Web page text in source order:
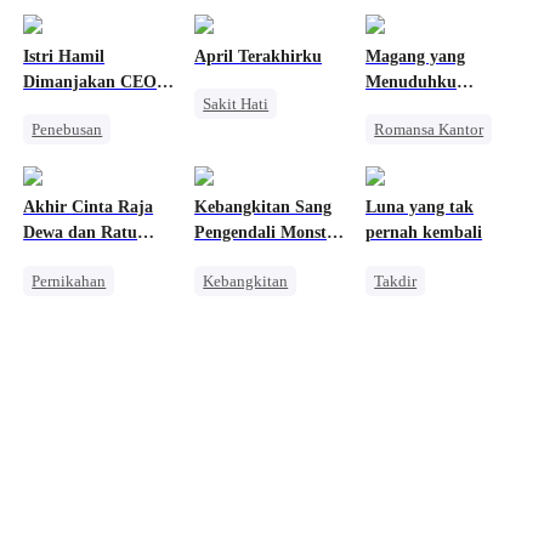
Istri Hamil
Dimanjakan CEO
Penebusan
April Terakhirku
Sakit Hati
Mengejar Istri
Pengkhianatan
Wanita Kuat
Magang yang
Menuduhku
Romansa Kantor
Balas Dendam
Akhir Cinta Raja
Dewa dan Ratu
Pernikahan
Kebangkitan Sang
Pengendali Monster
Kebangkitan
Luna yang tak
pernah kembali
Takdir